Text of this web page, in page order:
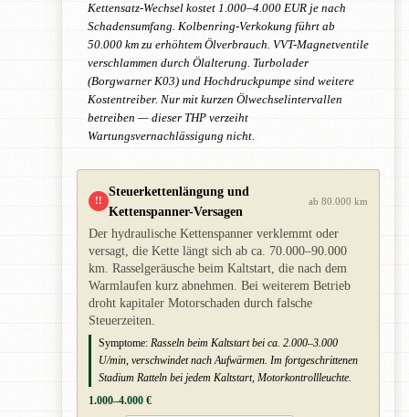
Kettensatz-Wechsel kostet 1.000–4.000 EUR je nach
Schadensumfang. Kolbenring-Verkokung führt ab
50.000 km zu erhöhtem Ölverbrauch. VVT-Magnetventile
verschlammen durch Ölalterung. Turbolader
(Borgwarner K03) und Hochdruckpumpe sind weitere
Kostentreiber. Nur mit kurzen Ölwechselintervallen
betreiben — dieser THP verzeiht
Wartungsvernachlässigung nicht.
!!
Steuerkettenlängung und
Kettenspanner-Versagen
ab 80.000 km
Der hydraulische Kettenspanner verklemmt oder
versagt, die Kette längt sich ab ca. 70.000–90.000
km. Rasselgeräusche beim Kaltstart, die nach dem
Warmlaufen kurz abnehmen. Bei weiterem Betrieb
droht kapitaler Motorschaden durch falsche
Steuerzeiten.
Symptome: Rasseln beim Kaltstart bei ca. 2.000–3.000
U/min, verschwindet nach Aufwärmen. Im fortgeschrittenen
Stadium Ratteln bei jedem Kaltstart, Motorkontrollleuchte.
1.000–4.000 €